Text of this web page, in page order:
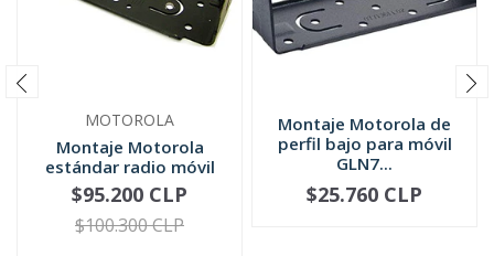
MOTOROLA
Montaje Motorola
estándar radio móvil
HLN6861
+
$95.200 CLP
$100.300 CLP
Montaje Motorola de
perfil bajo para móvil
GLN7...
+
$25.760 CLP